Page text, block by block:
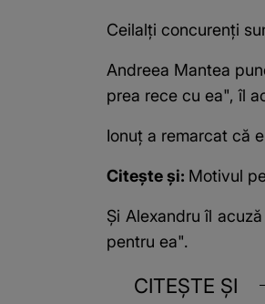
Ceilalți concurenți
Andreea Mantea
prea rece cu ea", îl
Ionuț a remarcat că
Citește și: Motivul
Și Alexandru îl
pentru ea".
CITEȘTE ȘI